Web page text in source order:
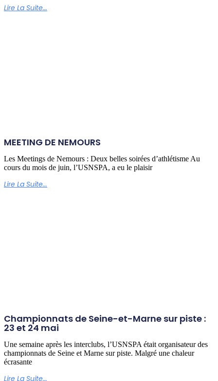
Lire La Suite...
MEETING DE NEMOURS
Les Meetings de Nemours : Deux belles soirées d’athlétisme Au
cours du mois de juin, l’USNSPA, a eu le plaisir
Lire La Suite...
Championnats de Seine-et-Marne sur piste :
23 et 24 mai
Une semaine après les interclubs, l’USNSPA était organisateur des
championnats de Seine et Marne sur piste. Malgré une chaleur
écrasante
Lire La Suite...